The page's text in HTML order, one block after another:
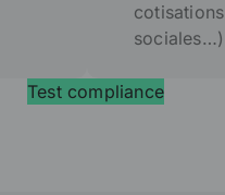
cotisations
sociales…)
Test compliance